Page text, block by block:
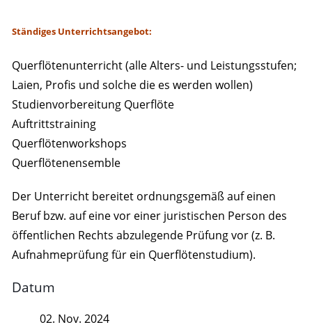
Ständiges Unterrichtsangebot:
Querflötenunterricht (alle Alters- und Leistungsstufen;
Laien, Profis und solche die es werden wollen)
Studienvorbereitung Querflöte
Auftrittstraining
Querflötenworkshops
Querflötenensemble
Der Unterricht bereitet ordnungsgemäß auf einen
Beruf bzw. auf eine vor einer juristischen Person des
öffentlichen Rechts abzulegende Prüfung vor (z. B.
Aufnahmeprüfung für ein Querflötenstudium).
Datum
02. Nov. 2024